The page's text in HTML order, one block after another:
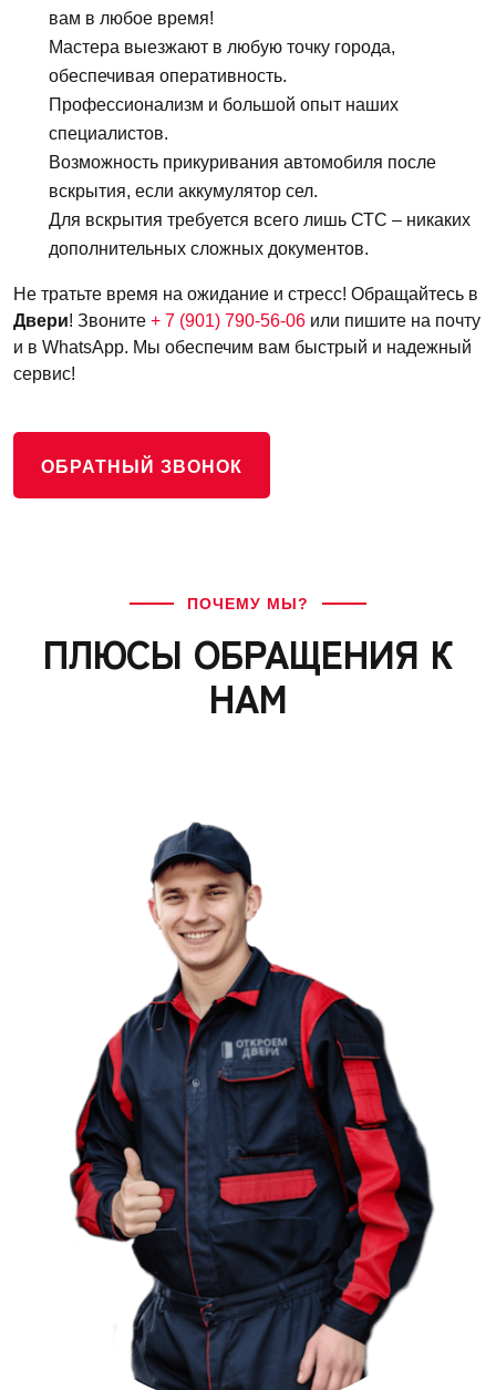
вам в любое время!
Мастера выезжают в любую точку города,
обеспечивая оперативность.
Профессионализм и большой опыт наших
специалистов.
Возможность прикуривания автомобиля после
вскрытия, если аккумулятор сел.
Для вскрытия требуется всего лишь СТС – никаких
дополнительных сложных документов.
Не тратьте время на ожидание и стресс! Обращайтесь в
Двери! Звоните + 7 (901) 790-56-06 или пишите на почту
и в WhatsApp. Мы обеспечим вам быстрый и надежный
сервис!
ОБРАТНЫЙ ЗВОНОК
ПОЧЕМУ МЫ?
ПЛЮСЫ ОБРАЩЕНИЯ К
НАМ